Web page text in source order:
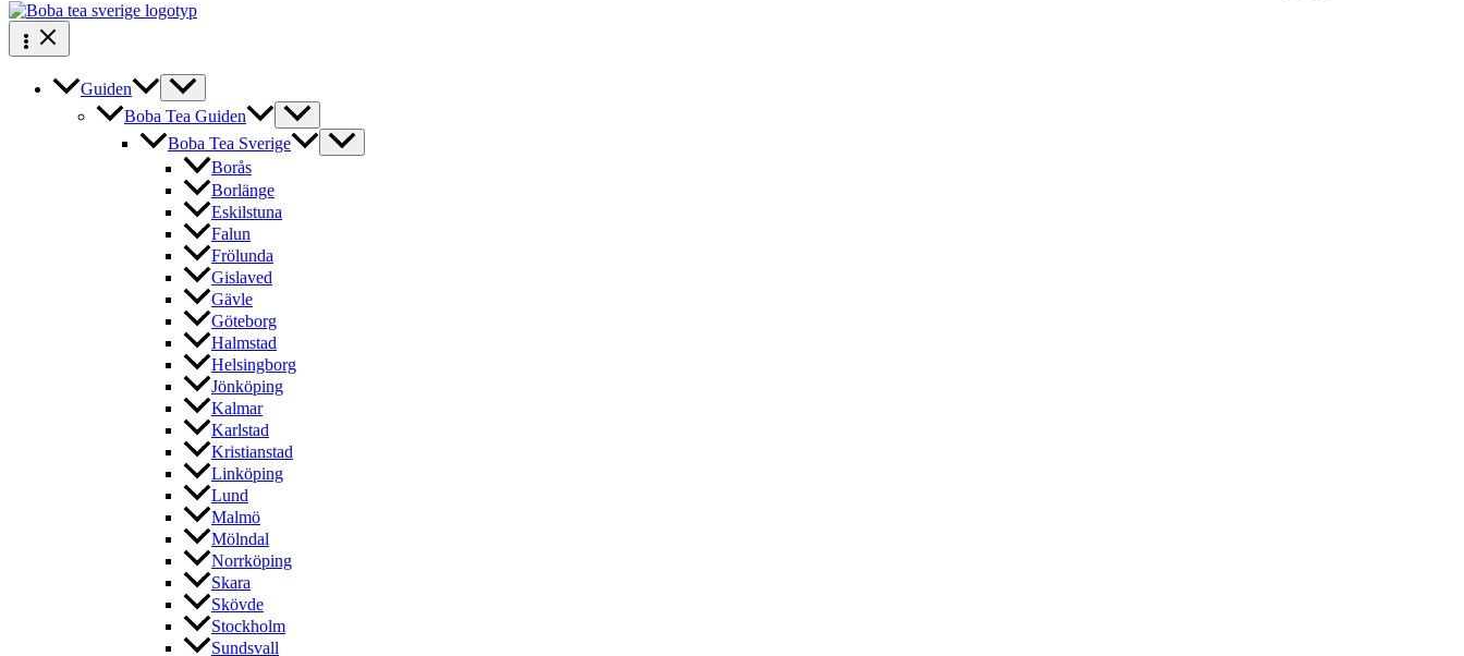
Guiden
Boba Tea Guiden
Boba Tea Sverige
Borås
Borlänge
Eskilstuna
Falun
Frölunda
Gislaved
Gävle
Göteborg
Halmstad
Helsingborg
Jönköping
Kalmar
Karlstad
Kristianstad
Linköping
Lund
Malmö
Mölndal
Norrköping
Skara
Skövde
Stockholm
Sundsvall